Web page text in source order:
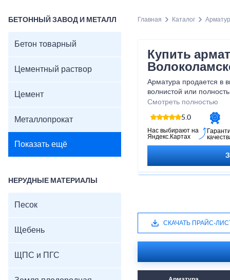
БЕТОННЫЙ ЗАВОД И МЕТАЛЛ
Бетон товарный
Цементный раствор
Цемент
Металлопрокат
Показать ещё
НЕРУДНЫЕ МАТЕРИАЛЫ
Песок
Щебень
ЩПС и ПГС
Главная Каталог
Купить
Арматура продается в
волнистой или
Строительный
Цены на арматуру
Смотреть полностью
5.0
Нас выбирают на
Яндекс.Картах
СКАЧАТЬ ПРАЙС-